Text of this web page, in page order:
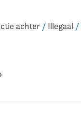
achter / Illegaal /